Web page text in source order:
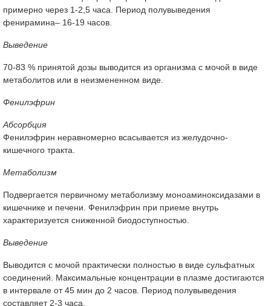
примерно через 1-2,5 часа. Период полувыведения
фенирамина– 16-19 часов.
Выведение
70-83 % принятой дозы выводится из организма с мочой в виде
метаболитов или в неизмененном виде.
Фенилэфрин
Абсорбция
Фенилэфрин неравномерно всасывается из желудочно-
кишечного тракта.
Метаболизм
Подвергается первичному метаболизму моноаминоксидазами в
кишечнике и печени. Фенилэфрин при приеме внутрь
характеризуется сниженной биодоступностью.
Выведение
Выводится с мочой практически полностью в виде сульфатных
соединений. Максимальные концентрации в плазме достигаются
в интервале от 45 мин до 2 часов. Период полувыведения
составляет 2-3 часа.